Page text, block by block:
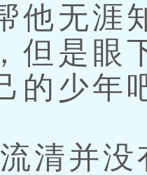
他无涯
但是眼
的少年
清并没